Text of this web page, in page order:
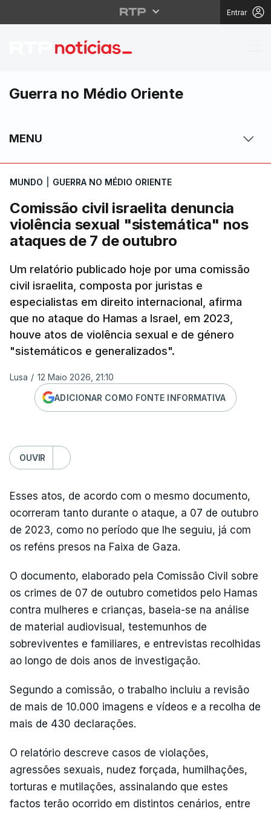
Entrar
Comissão civil
Guerra no Médio Oriente
MENU
MUNDO GUERRA NO MÉDIO ORIENTE
Comissão civil israelita denuncia
violência sexual "sistemática" nos
ataques de 7 de outubro
Um relatório publicado hoje por uma comissão
civil israelita, composta por juristas e
especialistas em direito internacional, afirma
que no ataque do Hamas a Israel, em 2023,
houve atos de violência sexual e de género
"sistemáticos e generalizados".
Lusa / 12 Maio 2026, 21:10
ADICIONAR COMO FONTE INFORMATIVA
OUVIR
Esses atos, de acordo com o mesmo documento,
ocorreram tanto durante o ataque, a 07 de outubro
de 2023, como no período que lhe seguiu, já com
os reféns presos na Faixa de Gaza.
O documento, elaborado pela Comissão Civil sobre
os crimes de 07 de outubro cometidos pelo Hamas
contra mulheres e crianças, baseia-se na análise
de material audiovisual, testemunhos de
sobreviventes e familiares, e entrevistas recolhidas
ao longo de dois anos de investigação.
Segundo a comissão, o trabalho incluiu a revisão
de mais de 10.000 imagens e vídeos e a recolha de
mais de 430 declarações.
O relatório descreve casos de violações,
agressões sexuais, nudez forçada, humilhações,
torturas e mutilações, assinalando que estes
factos terão ocorrido em distintos cenários, entre